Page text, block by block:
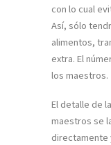
con lo cual
Así, sólo
alimentos,
extra. El
los maestros.
El detalle de
maestros se
directamente